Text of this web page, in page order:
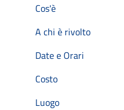
Cos'è
A chi è rivolto
Date e Orari
Costo
Luogo